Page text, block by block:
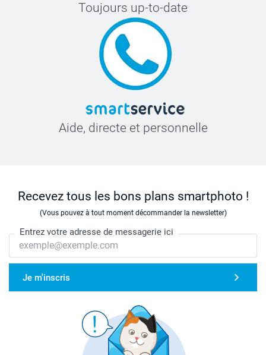
Toujours up-to-date
Aide, directe et personnelle
Recevez tous les bons plans smartphoto !
(Vous pouvez à tout moment décommander la newsletter)
Entrez votre adresse de messagerie ici
Je m'inscris